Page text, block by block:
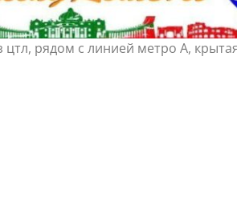
рядом с линией метро A,